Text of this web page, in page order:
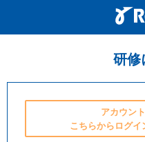
研修
アカウン
こちらからログ